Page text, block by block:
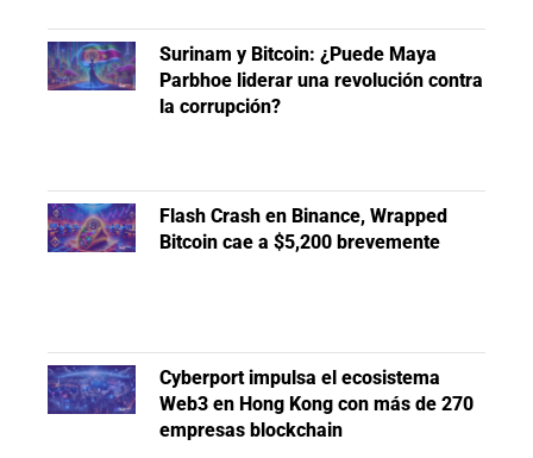
Surinam y Bitcoin: ¿Puede Maya
Parbhoe liderar una revolución contra
la corrupción?
Flash Crash en Binance, Wrapped
Bitcoin cae a $5,200 brevemente
Cyberport impulsa el ecosistema
Web3 en Hong Kong con más de 270
empresas blockchain